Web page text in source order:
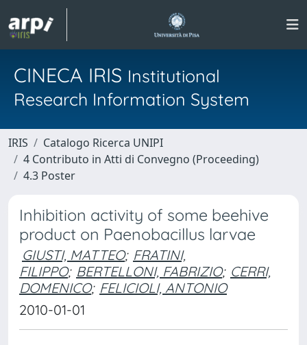
CINECA IRIS Institutional
Research Information System
IRIS
Catalogo Ricerca UNIPI
4 Contributo in Atti di Convegno (Proceeding)
4.3 Poster
Inhibition activity of some beehive
product on Paenobacillus larvae
GIUSTI, MATTEO; FRATINI,
FILIPPO; BERTELLONI, FABRIZIO; CERRI,
DOMENICO; FELICIOLI, ANTONIO
2010-01-01